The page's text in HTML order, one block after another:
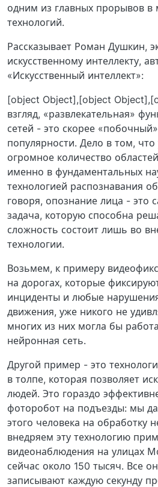
одним из главных прорывов в
технологий.
Рассказывает Роман Душкин,
искусственному интеллекту,
«Искусственный интеллект»:
[object Object],[object
взгляд, «развлекательная»
сетей - это скорее
популярности. Дело в том, что
огромное количество
именно в фундаментальных
технологией распознавания
говоря, опознание лица - это
задача, которую способна
сложность состоит лишь во
технологии.
Возьмем, к примеру
на дорогах, которые
инциденты и любые
движения, уже никого не
многих из них могла бы
нейронная сеть.
Другой пример - это
в толпе, которая позволяет
людей. Это гораздо
фоторобот на подъезды: мы
этого человека на обработку
внедряем эту технологию
видеонаблюдения на улицах
сейчас около 150 тысяч. Все
записывают каждую секунду